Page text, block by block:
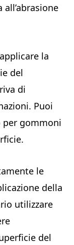
la
del
di
Puoi
per gommoni
le
della
utilizzare
del